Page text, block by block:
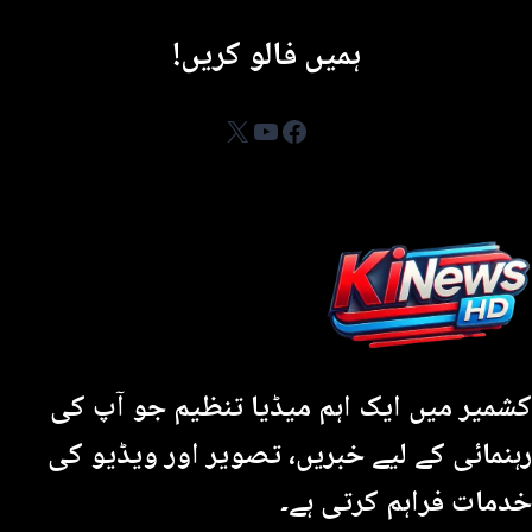
ہمیں فالو کریں!
Facebook
YouTube
X
کشمیر میں ایک اہم میڈیا تنظیم جو آپ کی
رہنمائی کے لیے خبریں، تصویر اور ویڈیو کی
خدمات فراہم کرتی ہے۔